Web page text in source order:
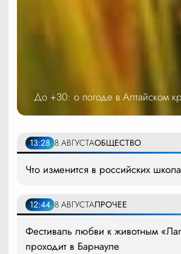
До +30: о погоде в Алтайском
13:28 8 АВГУСТАОБЩЕСТВО
Что изменится в российских
12:44 8 АВГУСТАПРОЧЕЕ
Фестиваль любви к животным
проходит в Барнауле